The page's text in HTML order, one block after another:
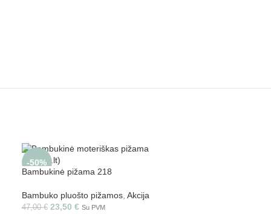
-50%
Bambukinė pižama 218
Bambuko pluošto pižamos, Akcija
47,00€ 23,50 € Su PVM